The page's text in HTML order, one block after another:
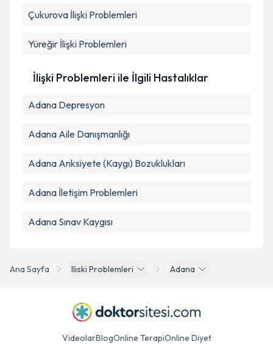
Ana Sayfa Iliski Problemleri Adana
Çukurova İlişki Problemleri
Yüreğir İlişki Problemleri
İlişki Problemleri ile İlgili Hastalıklar
Adana Depresyon
Adana Aile Danışmanlığı
Adana Anksiyete (Kaygı) Bozuklukları
Adana İletişim Problemleri
Adana Sınav Kaygısı
VideolarBlogOnline TerapiOnline Diyet